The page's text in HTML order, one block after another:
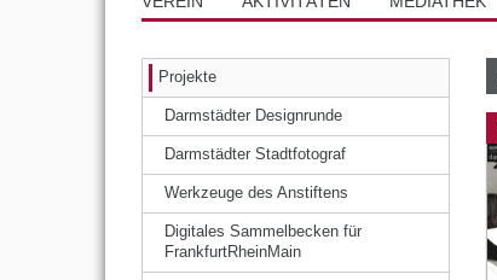
Projekte
Darmstädter Designrunde
Darmstädter Stadtfotograf
Werkzeuge des Anstiftens
Digitales Sammelbecken für
FrankfurtRheinMain